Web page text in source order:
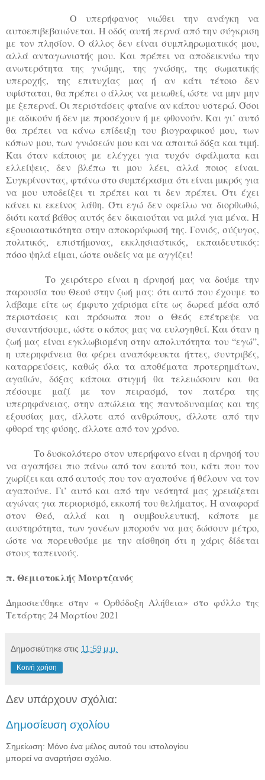
Ο υπερήφανος νιώθει την ανάγκη να
αυτοεπιβεβαιώνεται. Η οδός αυτή περνά από την σύγκριση
με τον πλησίον. Ο άλλος δεν είναι συμπληρωματικός μου,
αλλά ανταγωνιστής μου. Και πρέπει να αποδεικνύω την
ανωτερότητα της γνώμης, της γνώσης, της σωματικής
υπεροχής, της επιτυχίας μας ή αν κάτι τέτοιο δεν
υφίσταται, θα πρέπει ο άλλος να μειωθεί, ώστε να μην μην
με ξεπερνά. Οι περιστάσεις φταίνε αν κάπου υστερώ. Όσοι
με αδικούν ή δεν με προσέχουν ή με φθονούν. Και γι’ αυτό
θα πρέπει να κάνω επίδειξη του βιογραφικού μου, των
κόπων μου, των γνώσεών μου και να απαιτώ δόξα και τιμή.
Και όταν κάποιος με ελέγχει για τυχόν σφάλματα και
ελλείψεις, δεν βλέπω τι μου λέει, αλλά ποιος είναι.
Συγκρίνοντας, φτάνω στο συμπέρασμα ότι είναι μικρός για
να μου υποδείξει τι πρέπει και τι δεν πρέπει. Ότι έχει
κάνει κι εκείνος λάθη. Ότι εγώ δεν οφείλω να διορθωθώ,
διότι κατά βάθος αυτός δεν δικαιούται να μιλά για μένα. Η
εξουσιαστικότητα στην αποκορύφωσή της. Γονιός, σύζυγος,
πολιτικός, επιστήμονας, εκκλησιαστικός, εκπαιδευτικός:
πόσο ψηλά είμαι, ώστε ουδείς να με αγγίζει!
Το χειρότερο είναι η άρνησή μας να δούμε την
παρουσία του Θεού στην ζωή μας: ότι αυτό που έχουμε το
λάβαμε είτε ως έμφυτο χάρισμα είτε ως δωρεά μέσα από
περιστάσεις και πρόσωπα που ο Θεός επέτρεψε να
συναντήσουμε, ώστε ο κόπος μας να ευλογηθεί. Και όταν η
ζωή μας είναι εγκλωβισμένη στην απολυτότητα του “εγώ”,
η υπερηφάνεια θα φέρει αναπόφευκτα ήττες, συντριβές,
καταρρεύσεις, καθώς όλα τα αποθέματα προτερημάτων,
αγαθών, δόξας κάποια στιγμή θα τελειώσουν και θα
πέσουμε μαζί με τον πειρασμό, τον πατέρα της
υπερηφάνειας, στην απώλεια της παντοδυναμίας και της
εξουσίας μας, άλλοτε από ανθρώπους, άλλοτε από την
φθορά της φύσης, άλλοτε από τον χρόνο.
Το δυσκολότερο στον υπερήφανο είναι η άρνησή του
να αγαπήσει πιο πάνω από τον εαυτό του, κάτι που τον
χωρίζει και από αυτούς που τον αγαπούνε ή θέλουν να τον
αγαπούνε. Γι’ αυτό και από την νεότητά μας χρειάζεται
αγώνας για περιορισμό, εκκοπή του θελήματος. Η αναφορά
στον Θεό, αλλά και η συμβουλευτική, κάποτε με
αυστηρότητα, των γονέων μπορούν να μας δώσουν μέτρο,
ώστε να πορευθούμε με την αίσθηση ότι η χάρις δίδεται
στους ταπεινούς.
π. Θεμιστοκλής Μουρτζανός
Δημοσιεύθηκε στην « Ορθόδοξη Αλήθεια»στο φύλλο της
Τετάρτης 24 Μαρτίου 2021
Δημοσιεύτηκε στις 11:59 μ.μ.
Κοινή χρήση
Δεν υπάρχουν σχόλια:
Δημοσίευση σχολίου
Σημείωση: Μόνο ένα μέλος αυτού του ιστολογίου
μπορεί να αναρτήσει σχόλιο.